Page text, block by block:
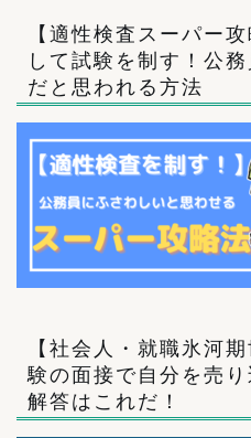
【適性検査スーパー
して試験を制す！公
だと思われる方法
【社会人・就職氷河
験の面接で自分を売
解答はこれだ！